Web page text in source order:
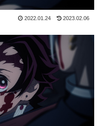
2022.01.24 2023.02.06